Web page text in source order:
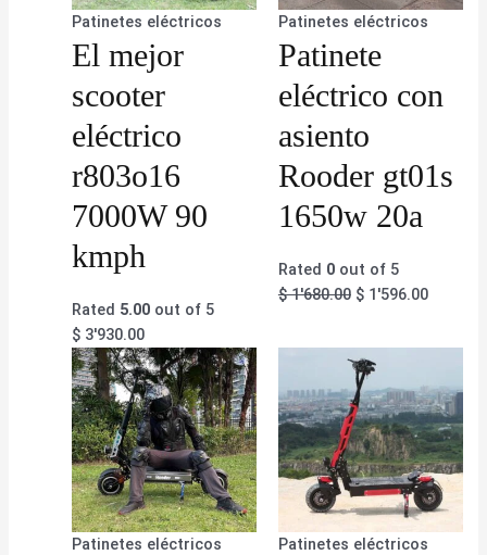
Patinetes eléctricos
El mejor
scooter
eléctrico
r803o16
7000W 90
kmph
Rated 5.00 out of 5
$ 3'930.00
Patinetes eléctricos
Patinete
eléctrico con
asiento
Rooder gt01s
1650w 20a
Rated 0out of 5
$1'680.00 $1'596.00
Patinetes eléctricos Patinetes eléctricos